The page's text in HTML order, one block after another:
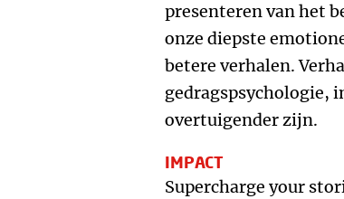
presenteren van het
onze diepste
betere verhalen.
gedragspsychologie,
overtuigender zijn.
IMPACT
Supercharge your